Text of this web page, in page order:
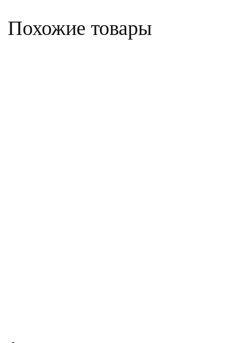
Похожие товары